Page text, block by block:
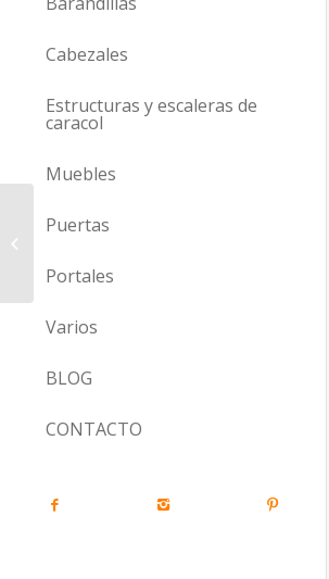
Cabezales
Estructuras y escaleras de
caracol
Muebles
Puertas
Portales
Varios
BLOG
CONTACTO